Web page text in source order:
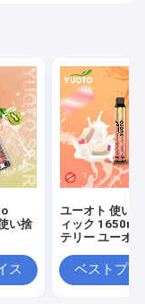
い捨
ス
ユーオト 使い
ィック
テリー ユーオ
ュース 8.0ML
ベストプラ